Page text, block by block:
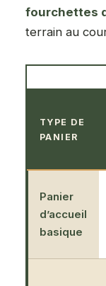
fourchettes
terrain au
TYPE DE
PANIER
Panier
d’accueil
basique